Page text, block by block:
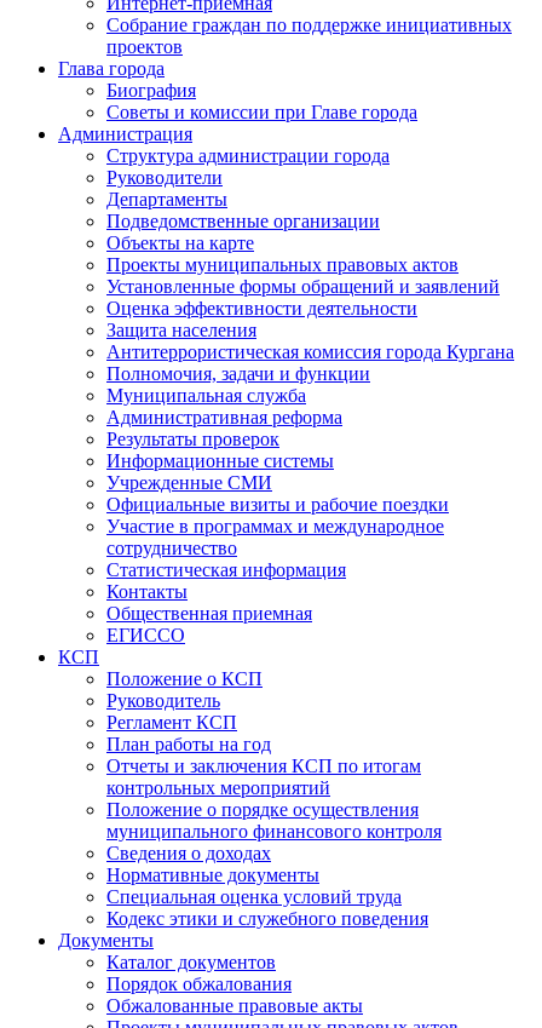
Собрание граждан по поддержке инициативных
проектов
Глава города
Биография
Советы и комиссии при Главе города
Администрация
Структура администрации города
Руководители
Департаменты
Подведомственные организации
Объекты на карте
Проекты муниципальных правовых актов
Установленные формы обращений и заявлений
Оценка эффективности деятельности
Защита населения
Антитеррористическая комиссия города Кургана
Полномочия, задачи и функции
Муниципальная служба
Административная реформа
Результаты проверок
Информационные системы
Учрежденные СМИ
Официальные визиты и рабочие поездки
Участие в программах и международное
сотрудничество
Статистическая информация
Контакты
Общественная приемная
ЕГИССО
КСП
Положение о КСП
Руководитель
Регламент КСП
План работы на год
Отчеты и заключения КСП по итогам
контрольных мероприятий
Положение о порядке осуществления
муниципального финансового контроля
Сведения о доходах
Нормативные документы
Специальная оценка условий труда
Кодекс этики и служебного поведения
Документы
Каталог документов
Порядок обжалования
Обжалованные правовые акты